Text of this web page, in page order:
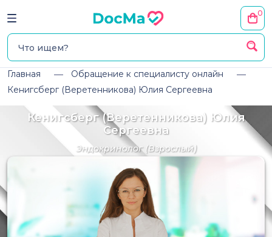
0
Главная
Обращение к специалисту онлайн
Кенигсберг (Веретенникова) Юлия Сергеевна
Кенигсберг (Веретенникова) Юлия
Сергеевна
Эндокринолог(Взрослый)